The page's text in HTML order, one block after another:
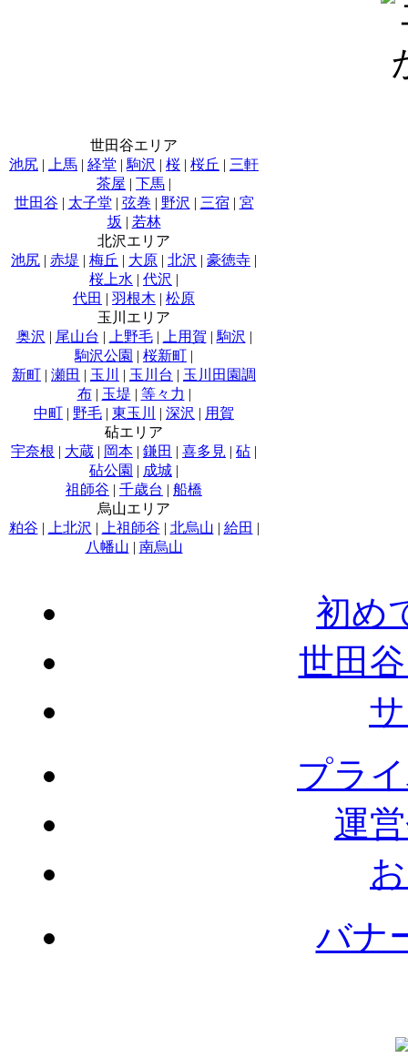
世田谷エリア
池尻 | 上馬 | 経堂 | 駒沢 | 桜 | 桜丘 | 三軒
茶屋 | 下馬 |
世田谷 | 太子堂 | 弦巻 | 野沢 | 三宿 | 宮
坂 | 若林
北沢エリア
池尻 | 赤堤 | 梅丘 | 大原 | 北沢 | 豪徳寺 |
桜上水 | 代沢 |
代田 | 羽根木 | 松原
玉川エリア
奥沢 | 尾山台 | 上野毛| 上用賀 | 駒沢 |
駒沢公園 | 桜新町 |
新町 | 瀬田 | 玉川 | 玉川台 | 玉川田園調
布| 玉堤 | 等々力 |
中町 | 野毛 | 東玉川 | 深沢 | 用賀
砧エリア
宇奈根 | 大蔵 | 岡本 | 鎌田 | 喜多見 | 砧 |
砧公園 | 成城 |
祖師谷 | 千歳台 | 船橋
烏山エリア
粕谷 | 上北沢 | 上祖師谷 | 北烏山 | 給田 |
八幡山 | 南烏山
初め
世田
プラ
運
バナ